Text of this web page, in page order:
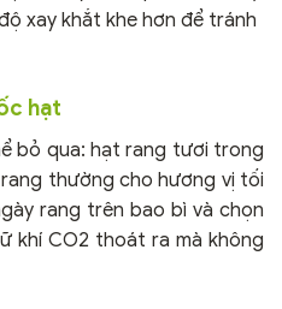
xay khắt khe hơn để tránh
hạt
bỏ qua: hạt rang tươi trong
thường cho hương vị tối
rang trên bao bì và chọn
khí CO2 thoát ra mà không